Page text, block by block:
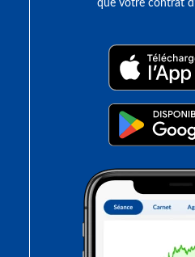
que votre contrat